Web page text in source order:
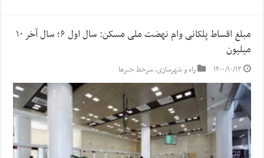
مبلغ اقساط پلکانی وام نهضت ملی مسکن: سال اول ۶؛ سال آخر ۱۰
میلیون
۱۴۰۰/۱۰/۱۳ راه و شهرسازی,سرخط خبرها